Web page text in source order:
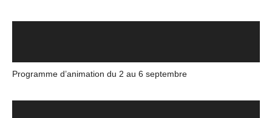
Programme d’animation du 2 au 6 septembre